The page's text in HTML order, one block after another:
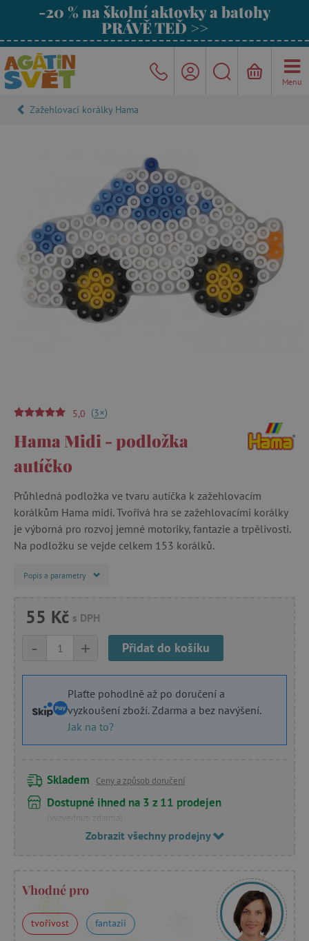
-20 % na školní aktovky a batohy
PRÁVĚ TEĎ >>
Menu
Zažehlovací korálky Hama
5,0 (3+)
Hama Midi - podložka
autíčko
Průhledná podložka ve tvaru autíčka k zažehlovacím
korálkům Hama midi. Tvořivá hra se zažehlovacími korálky
je výborná pro rozvoj jemné motoriky, fantazie a trpělivosti.
Na podložku se vejde celkem 153 korálků.
Popis a parametry
55 Kč s DPH
+
- Přidat do košíku
Plaťte pohodlně až po doručení a
vyzkoušení zboží. Zdarma a bez navýšení.
Jak na to?
Skladem Ceny a způsob doručení
Dostupné ihned na 3 z 11 prodejen
(vyzvednutí zdarma)
Zobrazit všechny prodejny
Vhodné pro
tvořivost fantazii